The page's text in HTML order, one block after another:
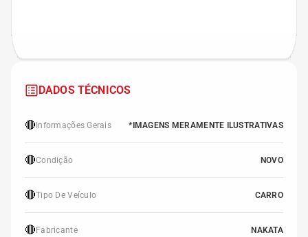
DADOS TÉCNICOS
🔴 Informações Gerais *IMAGENS MERAMENTE ILUSTRATIVAS
🔴Condição NOVO
🔴Tipo De Veículo CARRO
🔴 Fabricante NAKATA